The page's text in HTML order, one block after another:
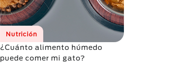
Nutrición
¿Cuánto alimento húmedo
puede comer mi gato?